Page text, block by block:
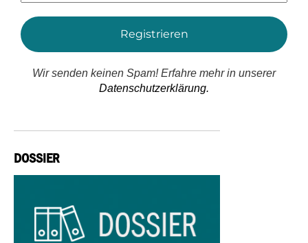
*
Wir senden keinen Spam! Erfahre mehr in unserer
Datenschutzerklärung.
DOSSIER